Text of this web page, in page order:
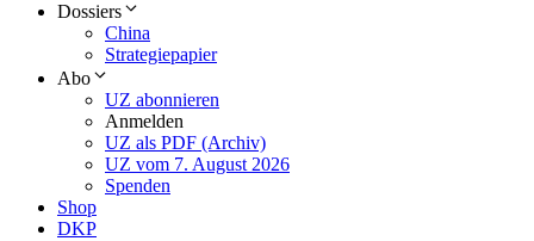
Dossiers
China
Strategiepapier
Abo
UZ abonnieren
Anmelden
UZ als PDF (Archiv)
UZ vom 7. August 2026
Spenden
Shop
DKP